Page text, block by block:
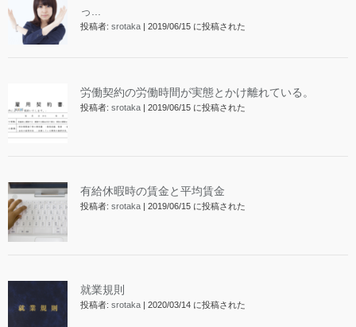
っ...
投稿者: srotaka 2019/06/15 に投稿された
労働契約の労働時間が実態とかけ離れている。
投稿者: srotaka 2019/06/15 に投稿された
有給休暇時の賃金と平均賃金
投稿者: srotaka 2019/06/15 に投稿された
就業規則
投稿者: srotaka 2020/03/14 に投稿された